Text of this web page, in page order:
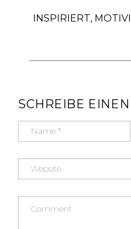
k
INSPIRIERT,
SCHREIBE